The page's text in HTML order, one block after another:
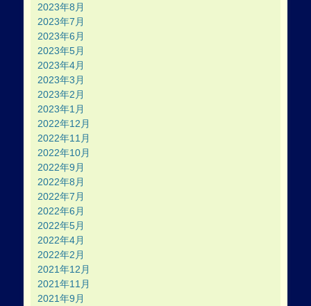
2023年8月
2023年7月
2023年6月
2023年5月
2023年4月
2023年3月
2023年2月
2023年1月
2022年12月
2022年11月
2022年10月
2022年9月
2022年8月
2022年7月
2022年6月
2022年5月
2022年4月
2022年2月
2021年12月
2021年11月
2021年9月